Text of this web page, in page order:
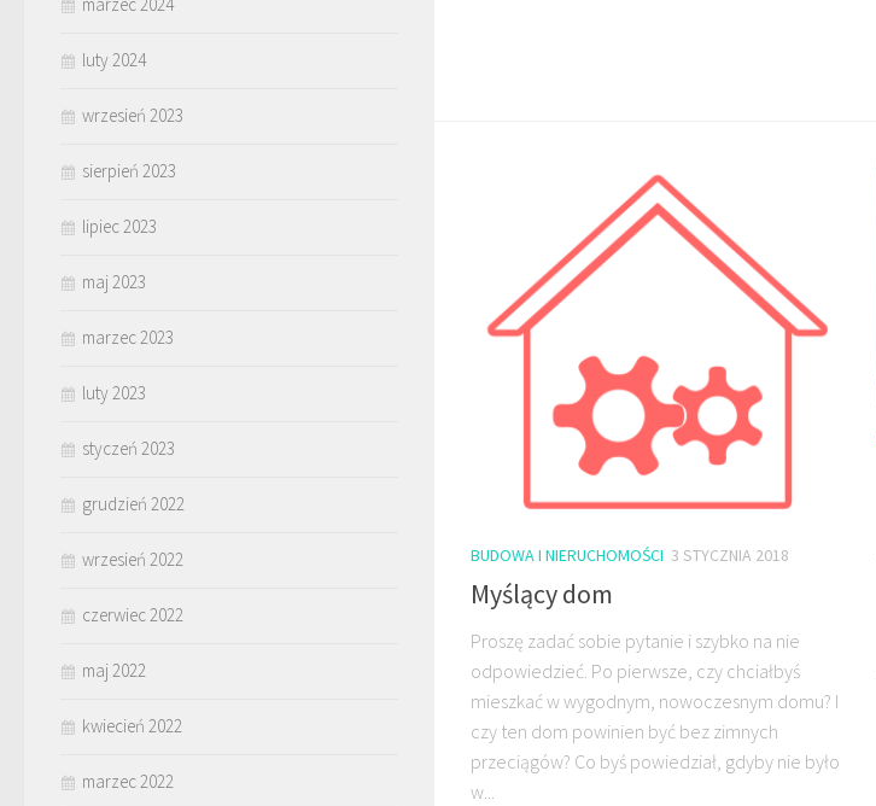
BUDOWA I NIERUCHOMOŚCI 3 STYCZNIA 2018
Myślący dom
Proszę zadać sobie pytanie i szybko na nie
odpowiedzieć. Po pierwsze, czy chciałbyś
mieszkać w wygodnym, nowoczesnym domu? I
czy ten dom powinien być bez zimnych
przeciągów? Co byś powiedział, gdyby nie było
w...
luty 2024
wrzesień 2023
sierpień 2023
lipiec 2023
maj 2023
marzec 2023
luty 2023
styczeń 2023
grudzień 2022
wrzesień 2022
czerwiec 2022
maj 2022
kwiecień 2022
marzec 2022